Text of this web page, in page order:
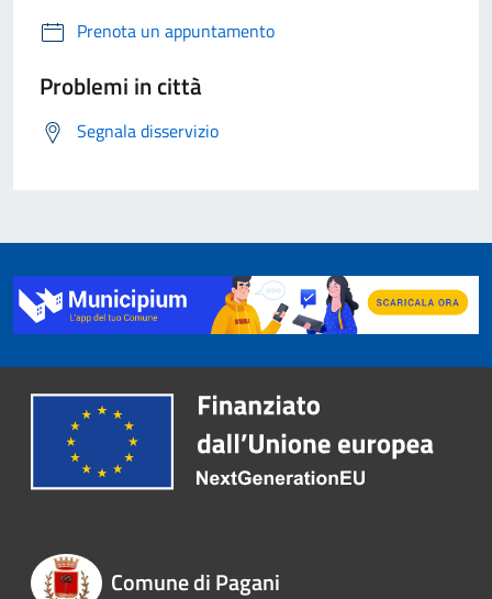
Prenota un appuntamento
Problemi in città
Segnala disservizio
Comune di Pagani